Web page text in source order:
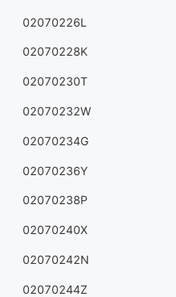
02070226L
02070228K
02070230T
02070232W
02070234G
02070236Y
02070238P
02070240X
02070242N
02070244Z